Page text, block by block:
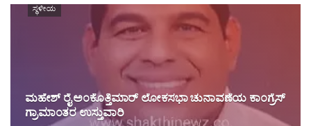
ಸ್ಥಳೀಯ
ಮಹೇಶ್ ರೈ ಅಂಕೊತ್ತಿಮಾರ್ ಲೋಕಸಭಾ ಚುನಾವಣೆಯ ಕಾಂಗ್ರೆಸ್
ಗ್ರಾಮಾಂತರ ಉಸ್ತುವಾರಿ